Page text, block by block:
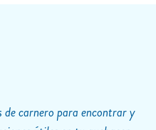
carnero para encontrar y